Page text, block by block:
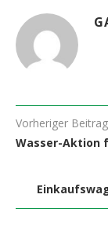
Vorheriger Beitrag
Wasser-Aktion